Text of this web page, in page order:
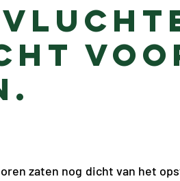
Verschueren
Maryam Kamal Hedayat
zaten nog dicht van het